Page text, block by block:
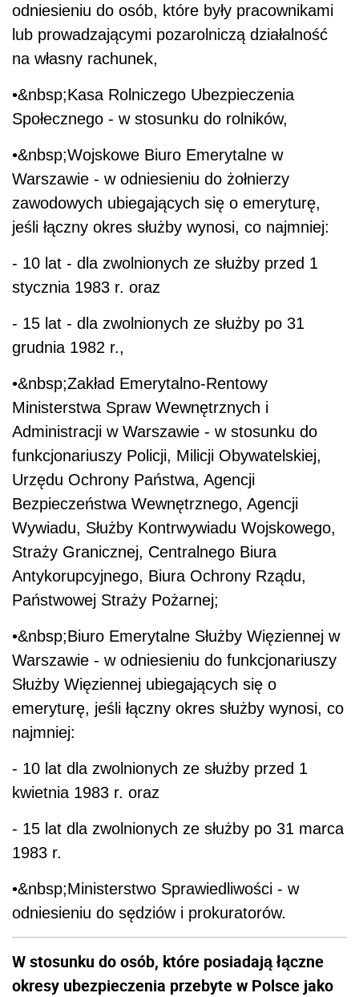
odniesieniu do osób, które były pracownikami
lub prowadzającymi pozarolniczą działalność
na własny rachunek,
•&nbsp;Kasa Rolniczego Ubezpieczenia
Społecznego - w stosunku do rolników,
•&nbsp;Wojskowe Biuro Emerytalne w
Warszawie - w odniesieniu do żołnierzy
zawodowych ubiegających się o emeryturę,
jeśli łączny okres służby wynosi, co najmniej:
- 10 lat - dla zwolnionych ze służby przed 1
stycznia 1983 r. oraz
- 15 lat - dla zwolnionych ze służby po 31
grudnia 1982 r.,
•&nbsp;Zakład Emerytalno-Rentowy
Ministerstwa Spraw Wewnętrznych i
Administracji w Warszawie - w stosunku do
funkcjonariuszy Policji, Milicji Obywatelskiej,
Urzędu Ochrony Państwa, Agencji
Bezpieczeństwa Wewnętrznego, Agencji
Wywiadu, Służby Kontrwywiadu Wojskowego,
Straży Granicznej, Centralnego Biura
Antykorupcyjnego, Biura Ochrony Rządu,
Państwowej Straży Pożarnej;
•&nbsp;Biuro Emerytalne Służby Więziennej w
Warszawie - w odniesieniu do funkcjonariuszy
Służby Więziennej ubiegających się o
emeryturę, jeśli łączny okres służby wynosi, co
najmniej:
- 10 lat dla zwolnionych ze służby przed 1
kwietnia 1983 r. oraz
- 15 lat dla zwolnionych ze służby po 31 marca
1983 r.
•&nbsp;Ministerstwo Sprawiedliwości - w
odniesieniu do sędziów i prokuratorów.
W stosunku do osób, które posiadają łączne
okresy ubezpieczenia przebyte w Polsce jako